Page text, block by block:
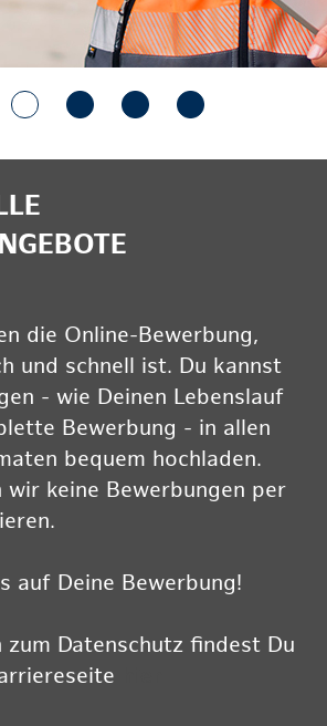
die Online-Bewerbung,
und schnell ist. Du kannst
- wie Deinen Lebenslauf
Bewerbung - in allen
bequem hochladen.
wir keine Bewerbungen per
auf Deine Bewerbung!
Datenschutz findest Du